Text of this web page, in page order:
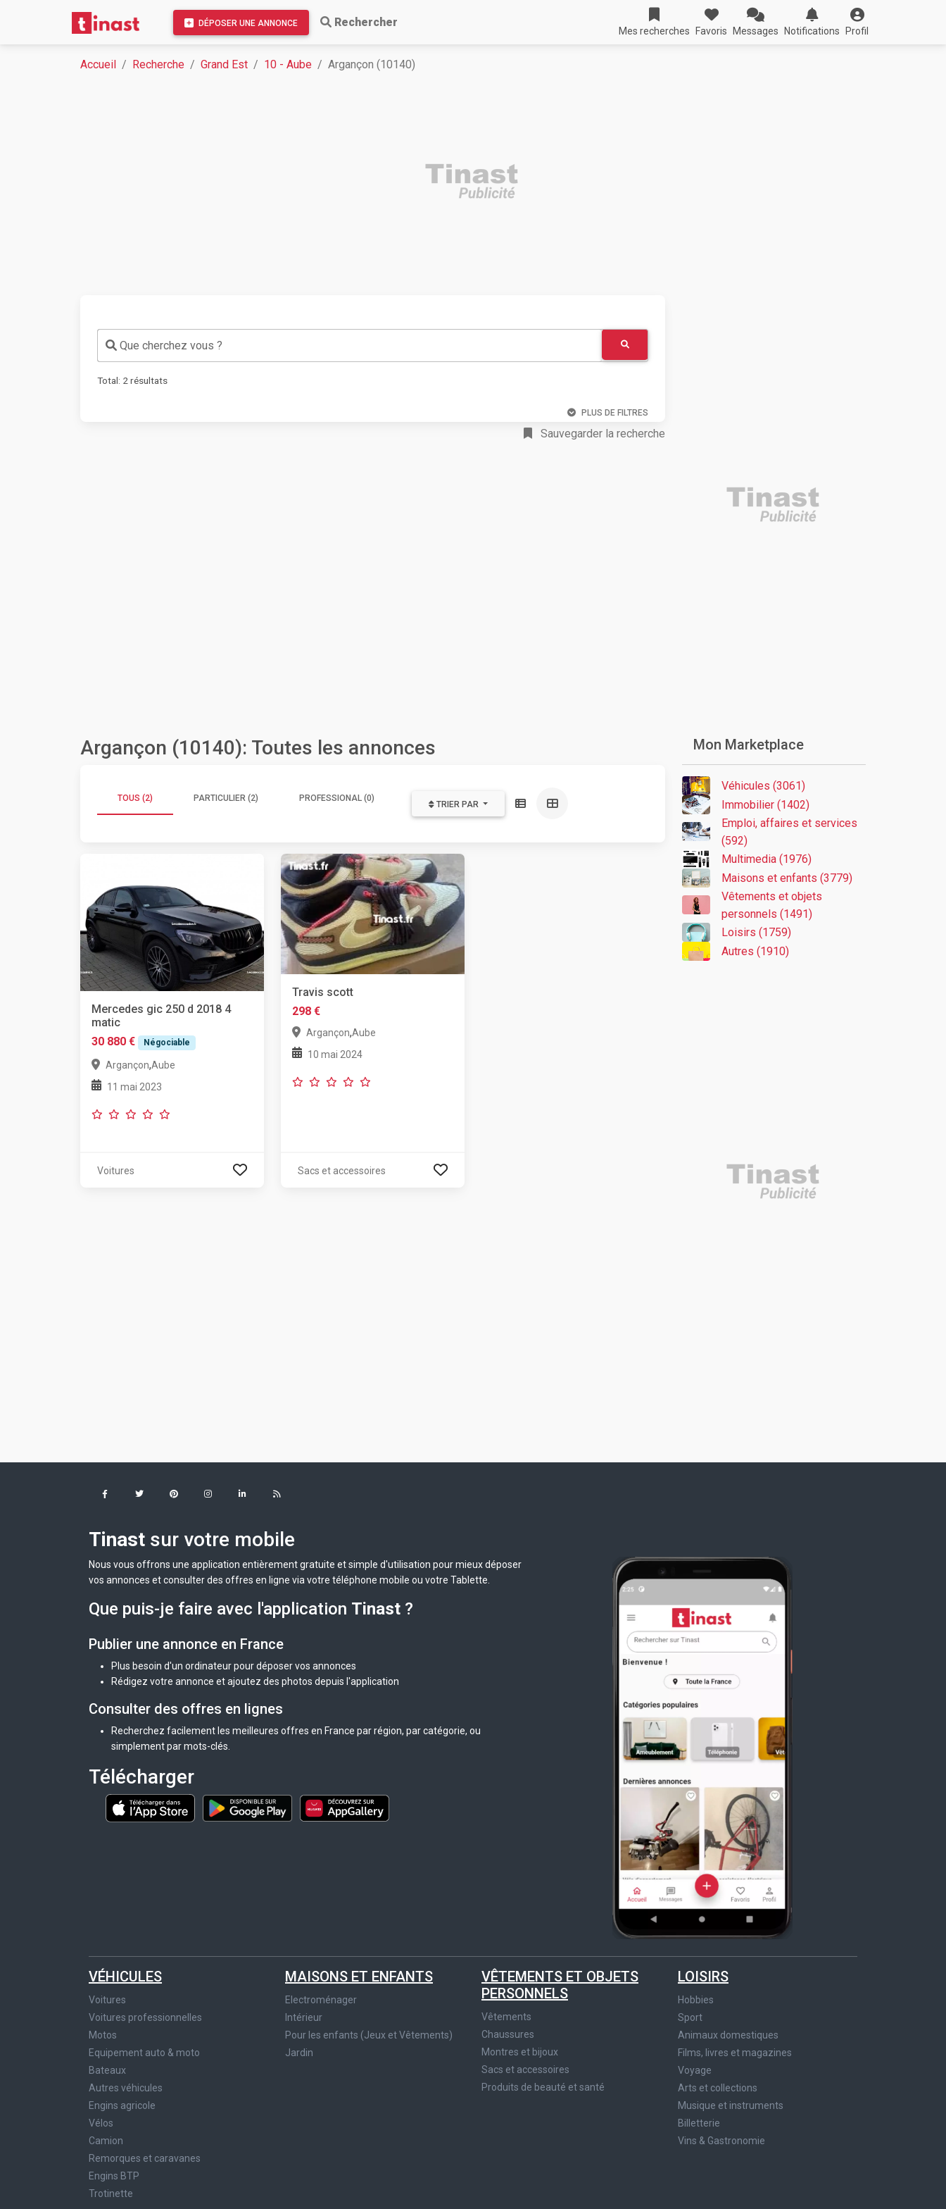
DÉPOSER UNE ANNONCE Rechercher
Mes recherches Favoris Messages Notifications Profil
Accueil Recherche Grand Est 10 - Aube Argançon (10140)
Que cherchez vous ?
Total: 2 résultats
PLUS DE FILTRES
Sauvegarder la recherche
Argançon (10140): Toutes les annonces
TOUS (2) PARTICULIER (2) PROFESSIONAL (0)
TRIER PAR
Mercedes gic 250 d 2018 4
matic
30 880 €
Négociable
Argançon,Aube
11 mai 2023
Voitures
Travis scott
298 €
Argançon,Aube
10 mai 2024
Sacs et accessoires
Mon Marketplace
Véhicules (3061)
Immobilier (1402)
Emploi, affaires et services
(592)
Multimedia (1976)
Maisons et enfants (3779)
Vêtements et objets
personnels (1491)
Loisirs (1759)
Autres (1910)
Tinast sur votre mobile
Nous vous offrons une application entièrement gratuite et simple d'utilisation pour mieux déposer
vos annonces et consulter des offres en ligne via votre téléphone mobile ou votre Tablette.
Que puis-je faire avec l'application Tinast ?
Publier une annonce en France
Plus besoin d'un ordinateur pour déposer vos annonces
Rédigez votre annonce et ajoutez des photos depuis l'application
Consulter des offres en lignes
Recherchez facilement les meilleures offres en France par région, par catégorie, ou
simplement par mots-clés.
Télécharger
VÉHICULES
Voitures
Voitures professionnelles
Motos
Equipement auto & moto
Bateaux
Autres véhicules
Engins agricole
Vélos
Camion
Remorques et caravanes
Engins BTP
Trotinette
MAISONS ET ENFANTS
Electroménager
Intérieur
Pour les enfants (Jeux et Vêtements)
Jardin
VÊTEMENTS ET OBJETS
PERSONNELS
Vêtements
Chaussures
Montres et bijoux
Sacs et accessoires
Produits de beauté et santé
LOISIRS
Hobbies
Sport
Animaux domestiques
Films, livres et magazines
Voyage
Arts et collections
Musique et instruments
Billetterie
Vins & Gastronomie